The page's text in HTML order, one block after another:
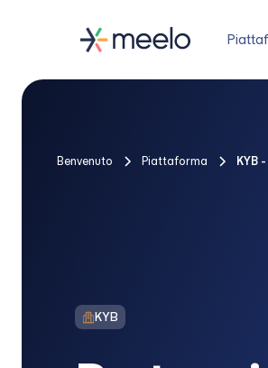
Benvenuto Piattaforma KYB
KYB